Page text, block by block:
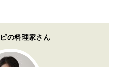
の料理家さん